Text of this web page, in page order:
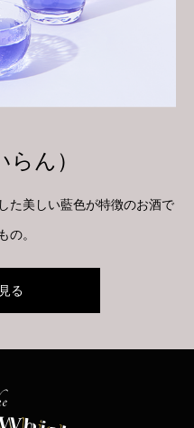
ん）
た美しい藍色が特徴のお酒で
の。
る